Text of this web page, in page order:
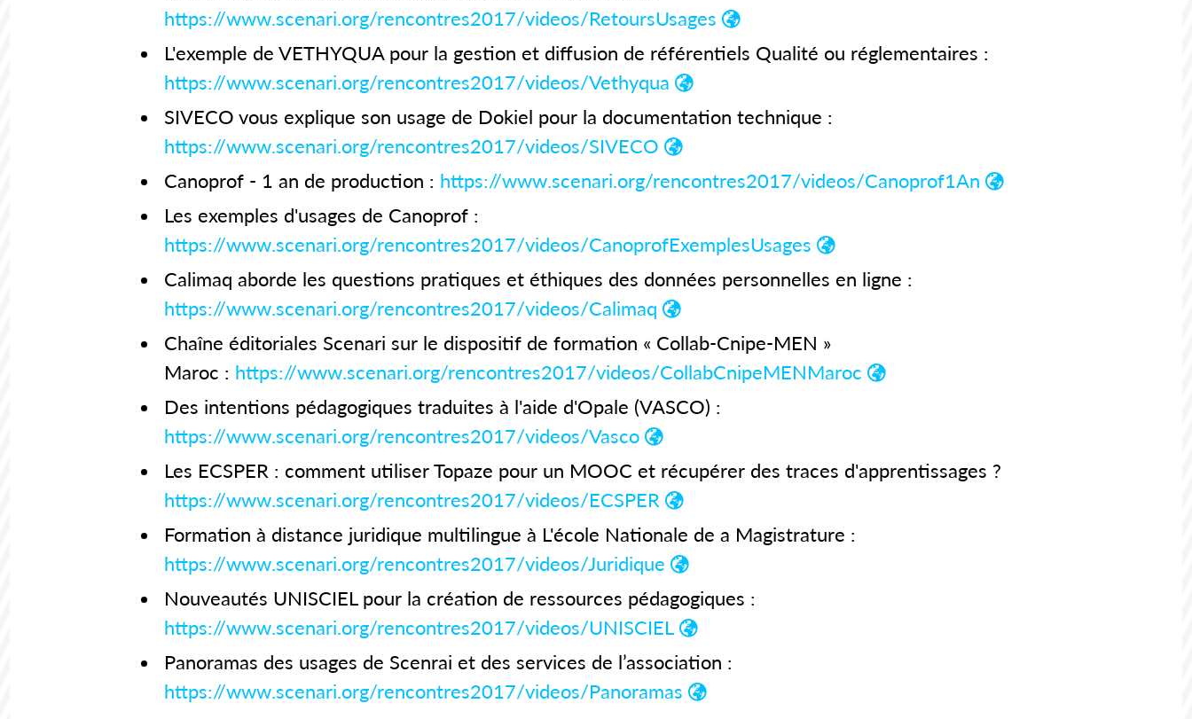
https://www.scenari.org/rencontres2017/videos/RetoursUsages
L'exemple de VETHYQUA pour la gestion et diffusion de référentiels Qualité ou réglementaires :
https://www.scenari.org/rencontres2017/videos/Vethyqua
SIVECO vous explique son usage de Dokiel pour la documentation technique :
https://www.scenari.org/rencontres2017/videos/SIVECO
Canoprof - 1 an de production : https://www.scenari.org/rencontres2017/videos/Canoprof1An
Les exemples d'usages de Canoprof :
https://www.scenari.org/rencontres2017/videos/CanoprofExemplesUsages
Calimaq aborde les questions pratiques et éthiques des données personnelles en ligne :
https://www.scenari.org/rencontres2017/videos/Calimaq
Chaîne éditoriales Scenari sur le dispositif de formation « Collab-Cnipe-MEN »
Maroc : https://www.scenari.org/rencontres2017/videos/CollabCnipeMENMaroc
Des intentions pédagogiques traduites à l'aide d'Opale (VASCO) :
https://www.scenari.org/rencontres2017/videos/Vasco
Les ECSPER : comment utiliser Topaze pour un MOOC et récupérer des traces d'apprentissages ?
https://www.scenari.org/rencontres2017/videos/ECSPER
Formation à distance juridique multilingue à L'école Nationale de a Magistrature :
https://www.scenari.org/rencontres2017/videos/Juridique
Nouveautés UNISCIEL pour la création de ressources pédagogiques :
https://www.scenari.org/rencontres2017/videos/UNISCIEL
Panoramas des usages de Scenrai et des services de l’association :
https://www.scenari.org/rencontres2017/videos/Panoramas